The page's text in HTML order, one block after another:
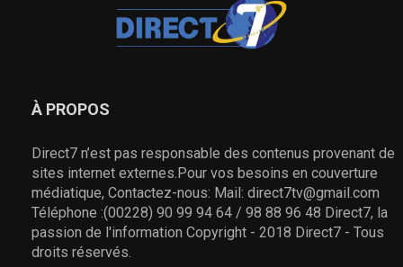
À PROPOS
Direct7 n’est pas responsable des contenus provenant de
sites internet externes.Pour vos besoins en couverture
médiatique, Contactez-nous: Mail: direct7tv@gmail.com
Téléphone :(00228) 90 99 94 64 / 98 88 96 48 Direct7, la
passion de l'information Copyright - 2018 Direct7 - Tous
droits réservés.